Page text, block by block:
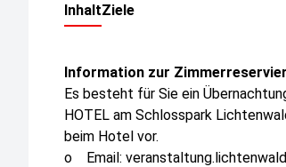
InhaltZiele
Information zur
Es besteht für Sie ein
HOTEL am Schlosspark
beim Hotel vor.
o
Email: